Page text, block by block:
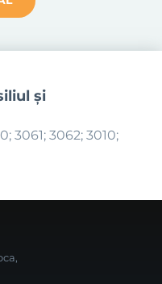
şi
3061; 3062; 3010;